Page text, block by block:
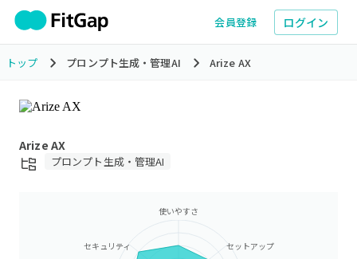
会員登録 ログイン
トップ プロンプト生成・管理AI Arize AX
Arize AX
プロンプト生成・管理AI
使いやすさ
セットアップ
セキュリティ